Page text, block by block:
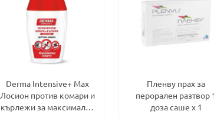
Derma Intensive+ Max
Лосион против комари и
кърлежи за максимална
Пленву прах за
перорален разтвор
доза саше х 1